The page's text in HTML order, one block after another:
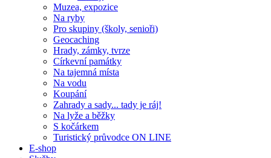
Muzea, expozice
Na ryby
Pro skupiny (školy, senioři)
Geocaching
Hrady, zámky, tvrze
Církevní památky
Na tajemná místa
Na vodu
Koupání
Zahrady a sady... tady je ráj!
Na lyže a běžky
S kočárkem
Turistický průvodce ON LINE
E-shop